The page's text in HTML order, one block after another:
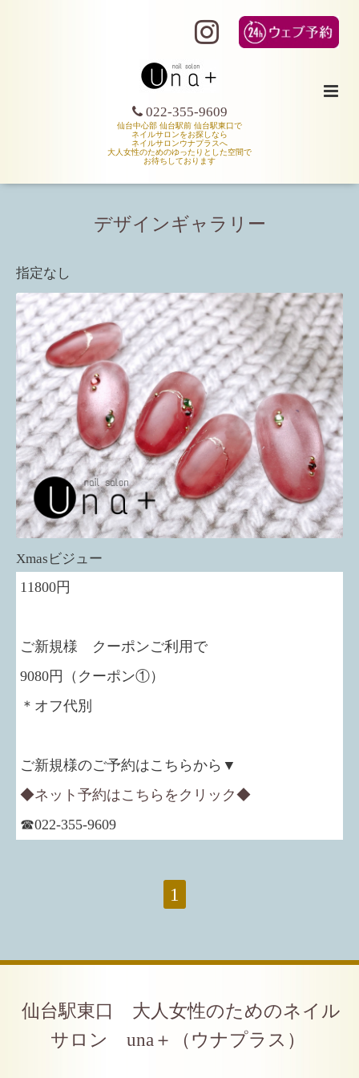
022-355-9609
仙台中心部 仙台駅前 仙台駅東口で
ネイルサロンをお探しなら
ネイルサロンウナプラスへ
大人女性のためのゆったりとした空間で
お待ちしております
デザインギャラリー
指定なし
Xmasビジュー
11800円
ご新規様 クーポンご利用で
9080円（クーポン①）
＊オフ代別
ご新規様のご予約はこちらから▼
◆ネット予約はこちらをクリック◆
☎022-355-9609
1
仙台駅東口 大人女性のためのネイル
サロン una＋（ウナプラス）